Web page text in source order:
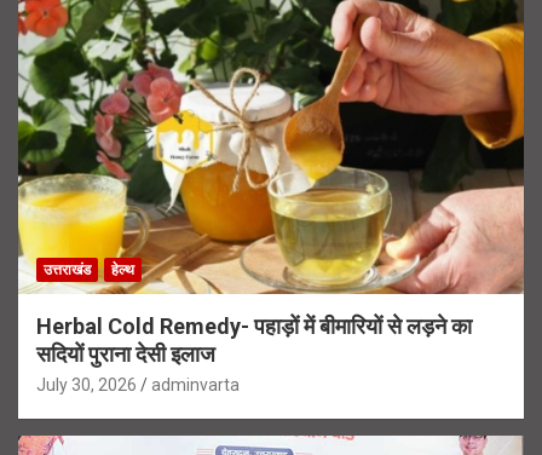
उत्तराखंड हेल्थ
Herbal Cold Remedy- पहाड़ों में बीमारियों से लड़ने का
सदियों पुराना देसी इलाज
July 30, 2026 adminvarta